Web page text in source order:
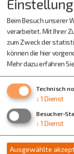
Beim Besuch unserer
verarbeitet. Mit Ihrer
zum Zweck der
können die hier
Mehr dazu erfahren
Technisch
↓ 1 Dienst
Besucher-
↓ 1 Dienst
Ausgewählte